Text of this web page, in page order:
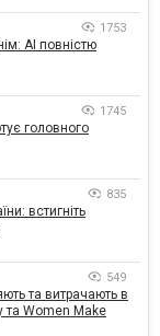
1753
AI повністю
1745
головного
835
встигніть
549
та витрачають в
та Women Make